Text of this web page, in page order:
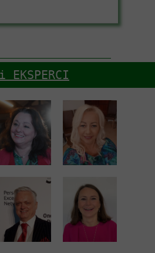
EKSPERCI